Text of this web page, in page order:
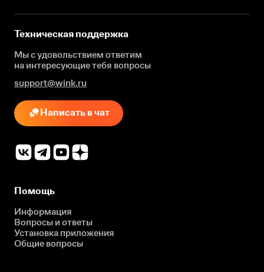
Техническая поддержка
Мы с удовольствием ответим
на интересующиетебя вопросы
support@wink.ru
Написать в чат
Помощь
Информация
Вопросы и ответы
Установка приложения
Общие вопросы